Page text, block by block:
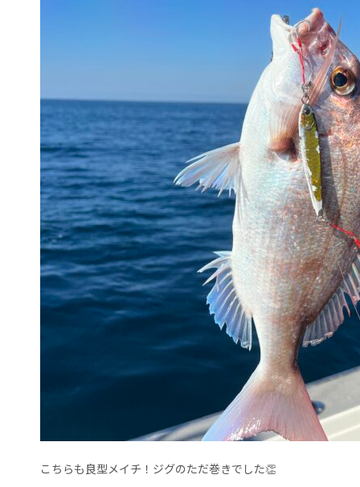
こちらも良型メイチ！ジグのただ巻きでした👏